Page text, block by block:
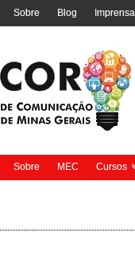
Sobre Blog Imprensa
Sobre MEC Cursos